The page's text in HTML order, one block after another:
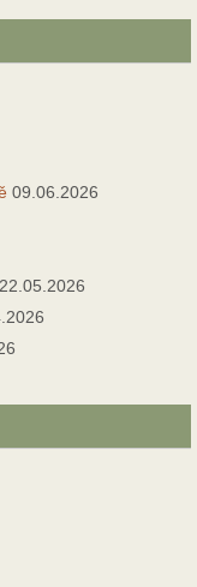
09.06.2026
22.05.2026